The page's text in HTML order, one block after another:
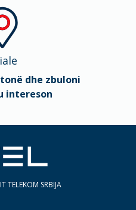
dhe zbuloni
intereson
TELEKOM SRBIJA